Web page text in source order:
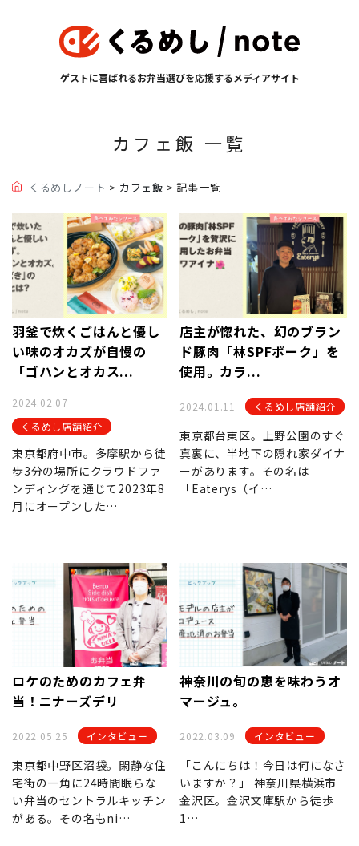
ゲストに喜ばれるお弁当選びを応援するメディアサイト
カフェ飯 一覧
くるめしノート > カフェ飯 > 記事一覧
羽釜で炊くごはんと優し
い味のオカズが自慢の
「ゴハンとオカス...
2024.02.07
くるめし店舗紹介
東京都府中市。多摩駅から徒
歩3分の場所にクラウドファ
ンディングを通じて2023年8
月にオープンした…
店主が惚れた、幻のブラン
ド豚肉「林SPFポーク」を
使用。カラ...
2024.01.11 くるめし店舗紹介
東京都台東区。上野公園のすぐ
真裏に、半地下の隠れ家ダイナ
ーがあります。その名は
「Eaterys（イ…
ロケのためのカフェ弁
当！ニナーズデリ
2022.05.25 インタビュー
東京都中野区沼袋。閑静な住
宅街の一角に24時間眠らな
い弁当のセントラルキッチン
がある。その名もni…
神奈川の旬の恵を味わうオ
マージュ。
2022.03.09 インタビュー
「こんにちは！今日は何になさ
いますか？」 神奈川県横浜市
金沢区。金沢文庫駅から徒歩
1…